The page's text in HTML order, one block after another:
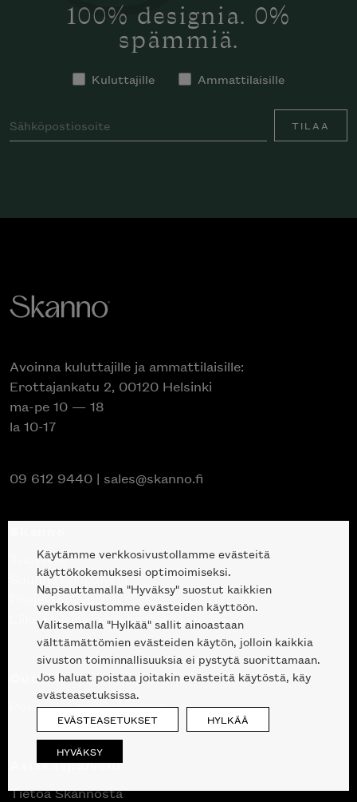
100% designia. 0%
spämmiä.
Kuluttajille Ammattilaisille
TILAA
Avoinna kuluttajille ja ammattilaisille:
Erottajankatu 2, 00120 Helsinki
ma-pe 10 — 18
la 10-17
09 612 9440 | sales@skanno.fi
Tuotteet
Suunnittelupalvelu
Projektimyynti
Liike Helsingin keskustassa
Outlet
Poistuvat mallikappaleet
Asiakaspalvelu
Tietoa Skannosta
Käytämme verkkosivustollamme evästeitä
käyttökokemuksesi optimoimiseksi.
Napsauttamalla "Hyväksy" suostut kaikkien
verkkosivustomme evästeiden käyttöön.
Valitsemalla "Hylkää" sallit ainoastaan
välttämättömien evästeiden käytön, jolloin kaikkia
sivuston toiminnallisuuksia ei pystytä suorittamaan.
Jos haluat poistaa joitakin evästeitä käytöstä, käy
evästeasetuksissa.
EVÄSTEASETUKSET HYLKÄÄ
HYVÄKSY